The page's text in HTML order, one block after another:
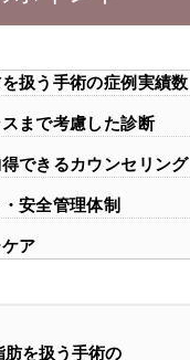
扱う手術の症例実績数
まで考慮した診断
できるカウンセリング
安全管理体制
ア
肪を扱う手術の